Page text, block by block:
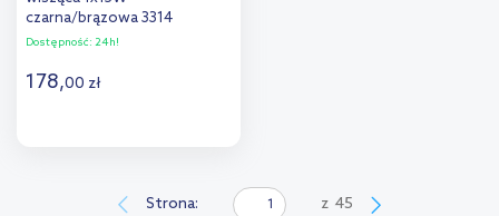
czarna/brązowa 3314
Dostępność: 24h!
178,00 zł
Strona: z 45